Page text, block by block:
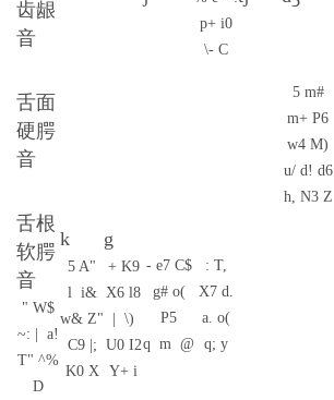
齿龈
音
p+ i0
\- C
舌面
硬腭
音
5 m#
m+ P6
w4 M)
u/ d! d6
h, N3 Z
舌根
软腭
音
" W$
~: | a!
T" ^%
D
k
5 A"
l i&
w& Z"
C9 |;
K0 X
g
+ K9
X6 l8
| \)
U0 I2
Y+ i
- e7 C$
g# o(
P5
q m @
: T,
X7 d.
a. o(
q; y